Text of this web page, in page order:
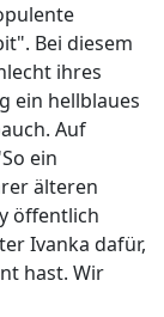
Bei diesem
ihres
ein hellblaues
Auf
ein
älteren
öffentlich
Ivanka dafür,
hast. Wir